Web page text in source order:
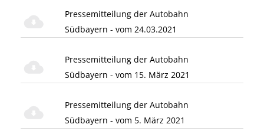
Pressemitteilung der Autobahn
Südbayern - vom 24.03.2021
Pressemitteilung der Autobahn
Südbayern - vom 15. März 2021
Pressemitteilung der Autobahn
Südbayern - vom 5. März 2021